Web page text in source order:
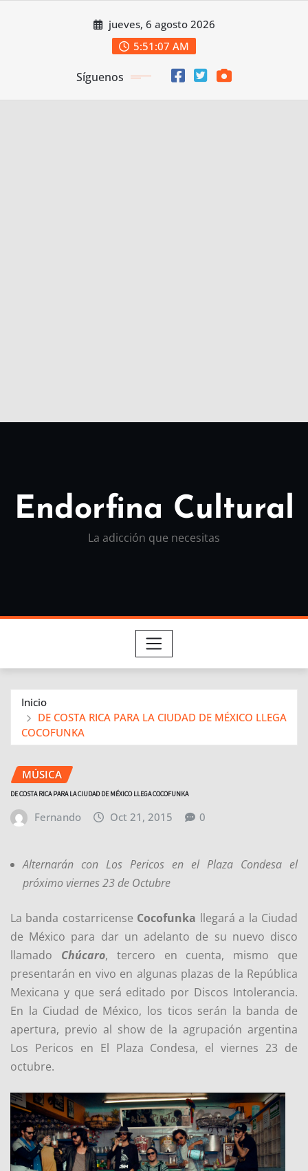
jueves, 6 agosto 2026
5:51:08 AM
Síguenos
Endorfina Cultural
La adicción que necesitas
Inicio
DE COSTA RICA PARA LA CIUDAD DE MÉXICO LLEGA
COCOFUNKA
MÚSICA
DE COSTA RICA PARA LA CIUDAD DE MÉXICO LLEGA COCOFUNKA
Fernando Oct 21, 2015 0
Alternarán con Los Pericos en el Plaza Condesa el
próximo viernes 23 de Octubre
La banda costarricense Cocofunka llegará a la Ciudad
de México para dar un adelanto de su nuevo disco
llamado Chúcaro, tercero en cuenta, mismo que
presentarán en vivo en algunas plazas de la República
Mexicana y que será editado por Discos Intolerancia.
En la Ciudad de México, los ticos serán la banda de
apertura, previo al show de la agrupación argentina
Los Pericos en El Plaza Condesa, el viernes 23 de
octubre.